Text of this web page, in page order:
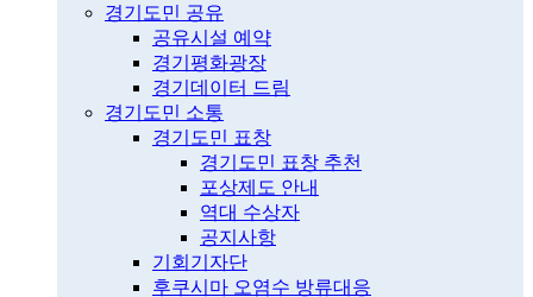
경기도민 공유
공유시설 예약
경기평화광장
경기데이터 드림
경기도민 소통
경기도민 표창
경기도민 표창 추천
포상제도 안내
역대 수상자
공지사항
기회기자단
후쿠시마 오염수 방류대응